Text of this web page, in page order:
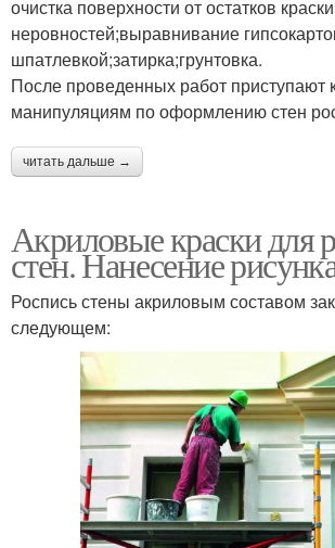
очистка поверхности от остатков
неровностей;выравнивание
шпатлевкой;затирка;грунтовка.
После проведенных работ
манипуляциям по оформлению стен
читать дальше →
Акриловые краски для
стен. Нанесение
Роспись стены акриловым составом
следующем: